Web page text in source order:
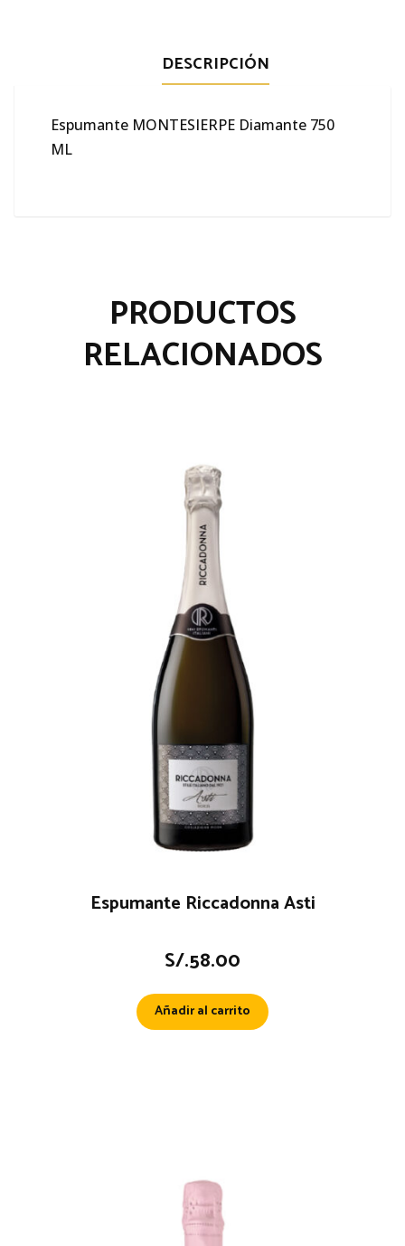
DESCRIPCIÓN
Espumante MONTESIERPE Diamante 750
ML
PRODUCTOS
RELACIONADOS
Espumante Riccadonna Asti
S/.58.00
Añadir al carrito